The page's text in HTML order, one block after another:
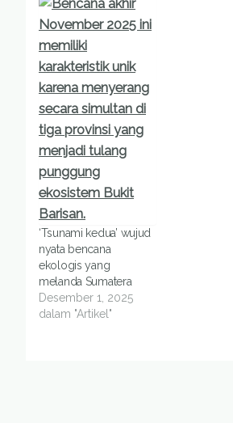
‘Tsunami kedua’ wujud
nyata bencana
ekologis yang
melanda Sumatera
Desember 1, 2025
dalam "Artikel"